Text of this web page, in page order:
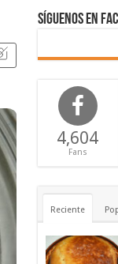
Síguenos en
4,604
Fans
Reciente